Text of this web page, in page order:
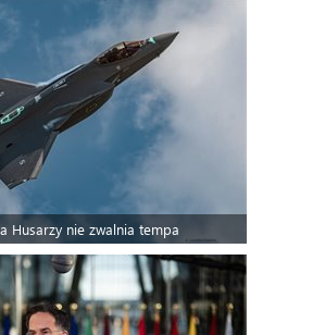
Husarzy nie zwalnia tempa